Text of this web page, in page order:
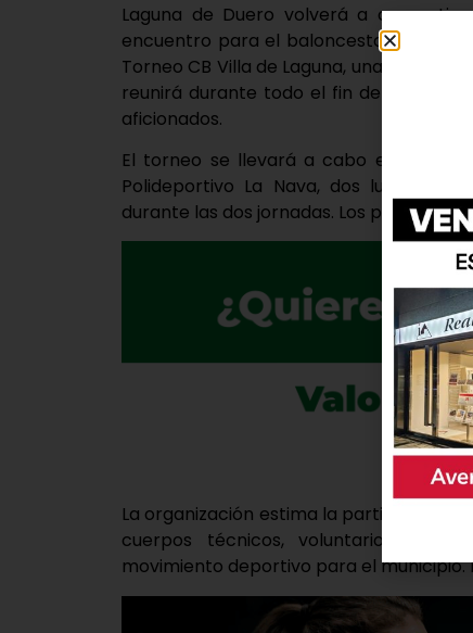
Laguna de Duero volverá a
encuentro para el baloncesto base con
Torneo CB Villa de Laguna, una cita
reunirá durante todo el fin de semana
aficionados.
El torneo se llevará a cabo en el
Polideportivo La Nava, dos lugares
durante las dos jornadas. Los partidos
La organización estima la participación
cuerpos técnicos, voluntarios y
movimiento deportivo para el